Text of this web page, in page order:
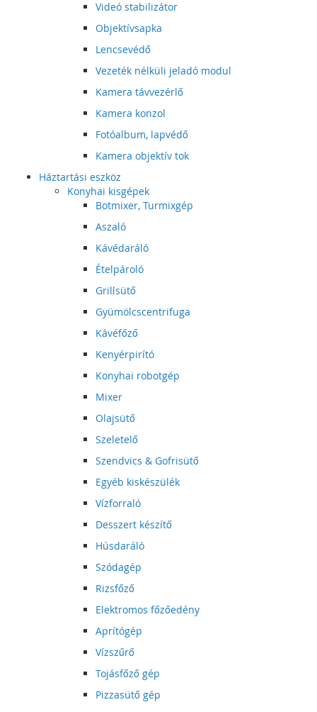
Videó stabilizátor
Objektívsapka
Lencsevédő
Vezeték nélküli jeladó modul
Kamera távvezérlő
Kamera konzol
Fotóalbum, lapvédő
Kamera objektív tok
Háztartási eszköz
Konyhai kisgépek
Botmixer, Turmixgép
Aszaló
Kávédaráló
Ételpároló
Grillsütő
Gyümölcscentrifuga
Kávéfőző
Kenyérpirító
Konyhai robotgép
Mixer
Olajsütő
Szeletelő
Szendvics & Gofrisütő
Egyéb kiskészülék
Vízforraló
Desszert készítő
Húsdaráló
Szódagép
Rizsfőző
Elektromos főzőedény
Aprítógép
Vízszűrő
Tojásfőző gép
Pizzasütő gép